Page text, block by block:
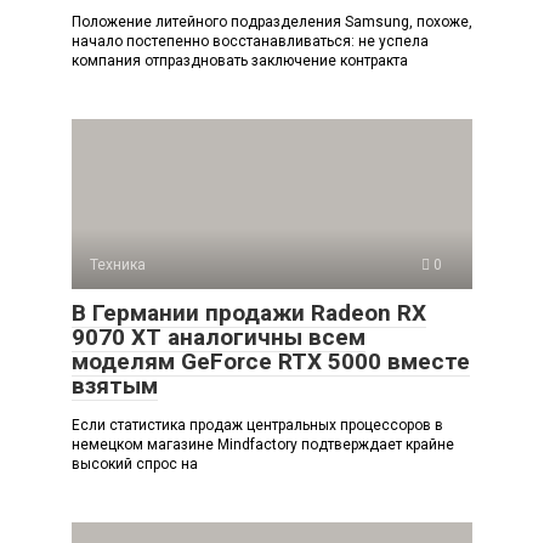
Положение литейного подразделения Samsung, похоже,
начало постепенно восстанавливаться: не успела
компания отпраздновать заключение контракта
Техника 0
В Германии продажи Radeon RX
9070 XT аналогичны всем
моделям GeForce RTX 5000 вместе
взятым
Если статистика продаж центральных процессоров в
немецком магазине Mindfactory подтверждает крайне
высокий спрос на